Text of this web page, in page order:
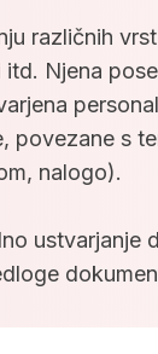
različnih
Njena
povezane s
nalogo).
ustvarjanje